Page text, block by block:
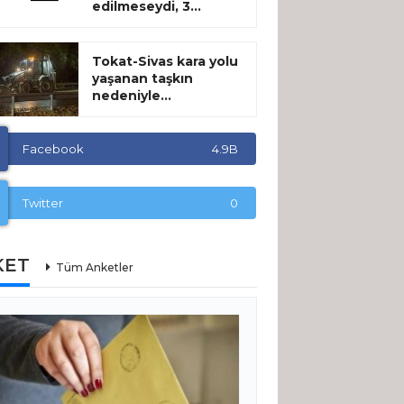
edilmeseydi, 3...
Tokat-Sivas kara yolu
yaşanan taşkın
nedeniyle...
Facebook 4.9B
Twitter 0
Tüm Anketler